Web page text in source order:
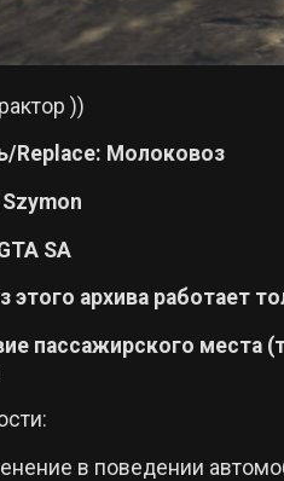
))
Replace: Молоковоз
Szymon
SA
этого архива работает
пассажирского места
в поведении